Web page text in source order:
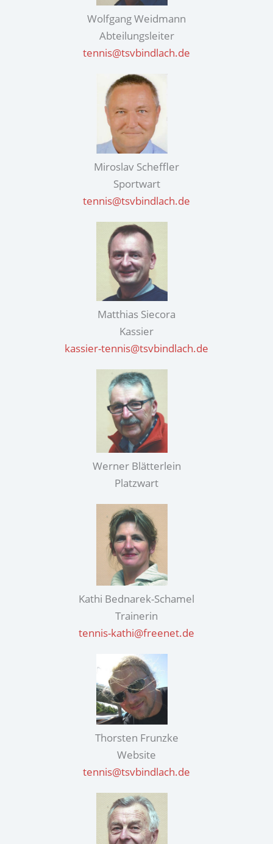
Wolfgang Weidmann
Abteilungsleiter
tennis@tsvbindlach.de
Miroslav Scheffler
Sportwart
tennis@tsvbindlach.de
Matthias Siecora
Kassier
kassier-tennis@tsvbindlach.de
Werner Blätterlein
Platzwart
Kathi Bednarek-Schamel
Trainerin
tennis-kathi@freenet.de
Thorsten Frunzke
Website
tennis@tsvbindlach.de